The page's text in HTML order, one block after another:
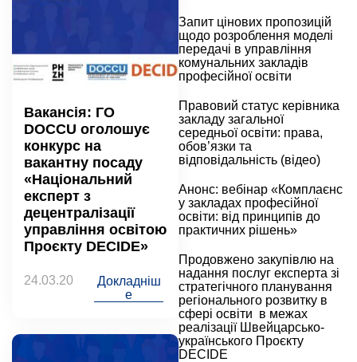
Вакансія: ГО
DOCCU оголошує
конкурс на
вакантну посаду
«Національний
експерт з
децентралізації
управління освітою
Проєкту DECIDE»
24.03.20
Докладніш
е
Запит цінових пропозицій
щодо розроблення моделі
передачі в управління
комунальних закладів
професійної освіти
Правовий статус керівника
закладу загальної
середньої освіти: права,
обов’язки та
відповідальність (відео)
Анонс: вебінар «Комплаєнс
у закладах професійної
освіти: від принципів до
практичних рішень»
Продовжено закупівлю на
надання послуг експерта зі
стратегічного планування
регіонального розвитку в
сфері освіти в межах
реалізації Швейцарсько-
українського Проєкту
DECIDE